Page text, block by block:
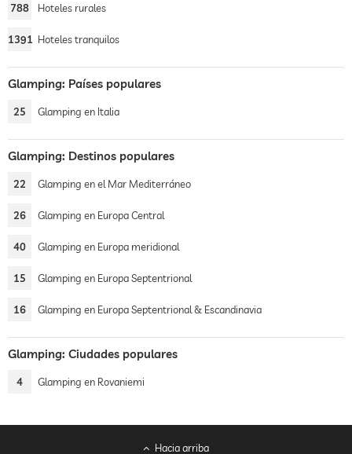
788 Hoteles rurales
1391 Hoteles tranquilos
Glamping: Países populares
25 Glamping en Italia
Glamping: Destinos populares
22 Glamping en el Mar Mediterráneo
26 Glamping en Europa Central
40 Glamping en Europa meridional
15 Glamping en Europa Septentrional
16 Glamping en Europa Septentrional & Escandinavia
Glamping: Ciudades populares
4 Glamping en Rovaniemi
Hacia arriba